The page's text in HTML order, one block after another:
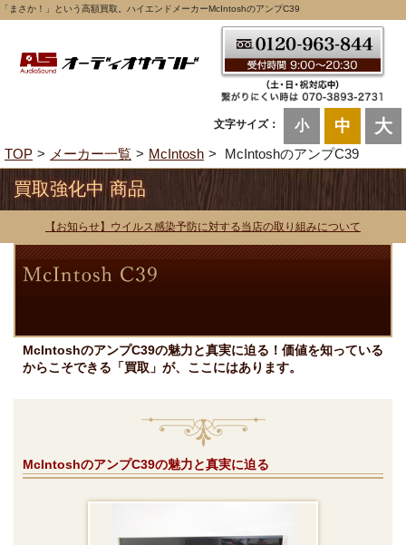
「まさか！」という高額買取。ハイエンドメーカーMcIntoshのアンプC39
文字サイズ： 小 中 大
TOP メーカー一覧 McIntosh McIntoshのアンプC39
買取強化中 商品
【お知らせ】ウイルス感染予防に対する当店の取り組みについて
McIntoshのアンプC39の魅力と真実に迫る！価値を知っている
からこそできる「買取」が、ここにはあります。
McIntoshのアンプC39の魅力と真実に迫る